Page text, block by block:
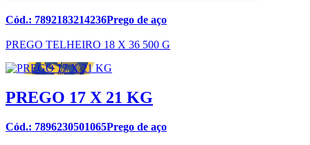
Cód.: 7892183214236Prego de aço
PREGO TELHEIRO 18 X 36 500 G
PREGO 17 X 21 KG
Cód.: 7896230501065Prego de aço